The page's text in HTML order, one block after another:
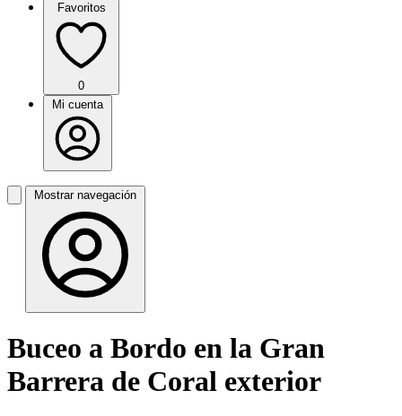
Favoritos
0
Mi cuenta
Mostrar navegación
Buceo a Bordo en la Gran
Barrera de Coral exterior